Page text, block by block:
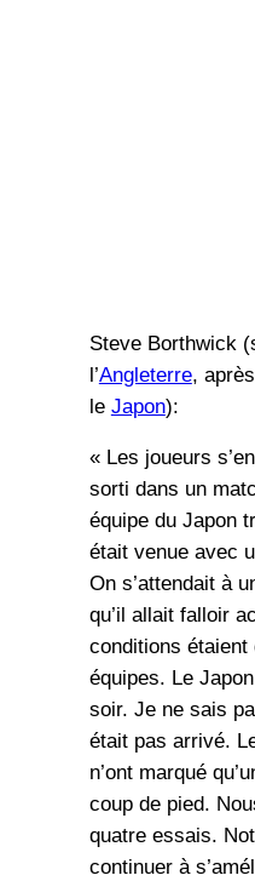
Steve Borthwick
l’Angleterre,
le Japon):
« Les joueurs
sorti dans un
équipe du Japon
était venue avec
On s’attendait à
qu’il allait falloir
conditions
équipes. Le
soir. Je ne sais
était pas arrivé.
n’ont marqué
coup de pied.
quatre essais.
continuer à